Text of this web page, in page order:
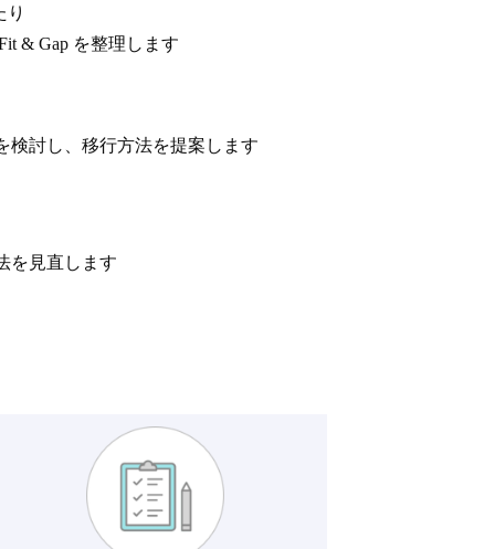
り
& Gap を整理します
検討し、移行方法を提案します
を見直します